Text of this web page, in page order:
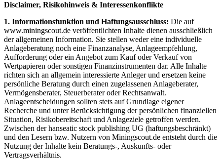
Disclaimer, Risikohinweis & Interessenkonflikte
1. Informationsfunktion und Haftungsausschluss: Die auf
www.miningscout.de veröffentlichten Inhalte dienen ausschließlich
der allgemeinen Information. Sie stellen weder eine individuelle
Anlageberatung noch eine Finanzanalyse, Anlageempfehlung,
Aufforderung oder ein Angebot zum Kauf oder Verkauf von
Wertpapieren oder sonstigen Finanzinstrumenten dar. Alle Inhalte
richten sich an allgemein interessierte Anleger und ersetzen keine
persönliche Beratung durch einen zugelassenen Anlageberater,
Vermögensberater, Steuerberater oder Rechtsanwalt.
Anlageentscheidungen sollten stets auf Grundlage eigener
Recherche und unter Berücksichtigung der persönlichen finanziellen
Situation, Risikobereitschaft und Anlageziele getroffen werden.
Zwischen der hanseatic stock publishing UG (haftungsbeschränkt)
und den Lesern bzw. Nutzern von Miningscout.de entsteht durch die
Nutzung der Inhalte kein Beratungs-, Auskunfts- oder
Vertragsverhältnis.